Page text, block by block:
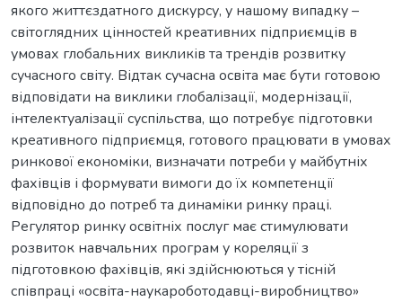
якого життєздатного дискурсу, у нашому випадку –
світоглядних цінностей креативних підприємців в
умовах глобальних викликів та трендів розвитку
сучасного світу. Відтак сучасна освіта має бути готовою
відповідати на виклики глобалізації, модернізації,
інтелектуалізації суспільства, що потребує підготовки
креативного підприємця, готового працювати в умовах
ринкової економіки, визначати потреби у майбутніх
фахівців і формувати вимоги до їх компетенції
відповідно до потреб та динаміки ринку праці.
Регулятор ринку освітніх послуг має стимулювати
розвиток навчальних програм у кореляції з
підготовкою фахівців, які здійснюються у тісній
співпраці «освіта-наукароботодавці-виробництво»